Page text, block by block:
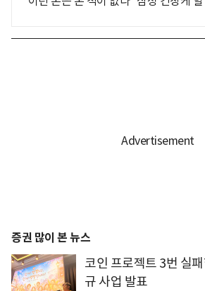
증권 많이 본 뉴스
코인 프로젝트 3번 실
규 사업 발표